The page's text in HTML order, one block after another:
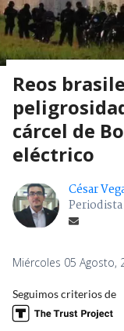
Reos
cárcel de
eléctrico
César
Miércoles 05 Agosto,
Seguimos criterios de